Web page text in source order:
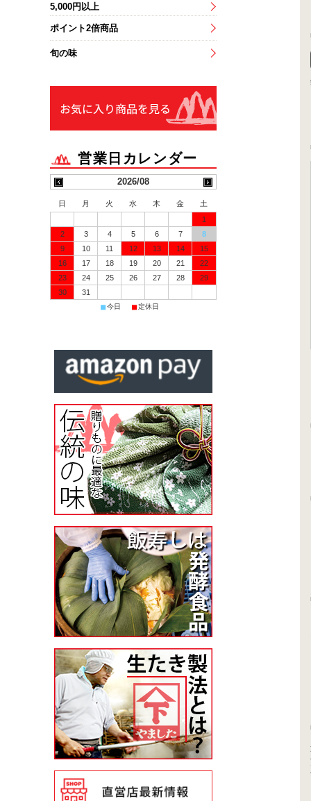
5,000円以上
ポイント2倍商品
旬の味
2026/08
日 月 火 水 木 金
土
1
2
3 4 5 6 7
8
9
10 11 12 13 14
15
16
17 18 19 20 21
22
23
24 25 26 27 28
29
30
31
■今日 ■定休日